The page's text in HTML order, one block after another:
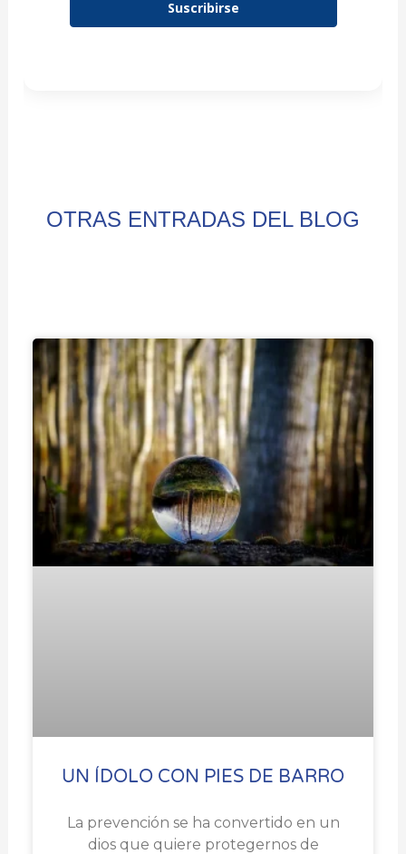
Suscribirse
OTRAS ENTRADAS DEL BLOG
UN ÍDOLO CON PIES DE BARRO
La prevención se ha convertido en un
dios que quiere protegernos de